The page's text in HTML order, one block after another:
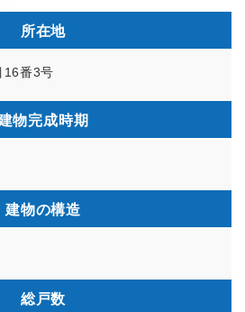
所在地
16番3号
物完成時期
建物の構造
総戸数